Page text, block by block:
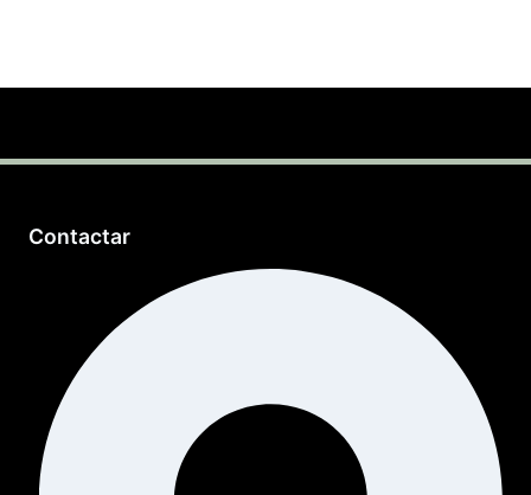
Contactar